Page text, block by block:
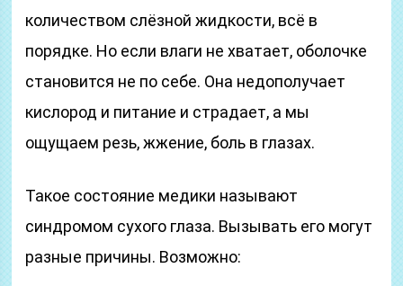
количеством слёзной жидкости, всё в
порядке. Но если влаги не хватает, оболочке
становится не по себе. Она недополучает
кислород и питание и страдает, а мы
ощущаем резь, жжение, боль в глазах.
Такое состояние медики называют
синдромом сухого глаза. Вызывать его могут
разные причины. Возможно: